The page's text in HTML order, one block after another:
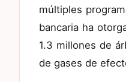
múltiples
bancaria ha
1.3 millones de
de gases de